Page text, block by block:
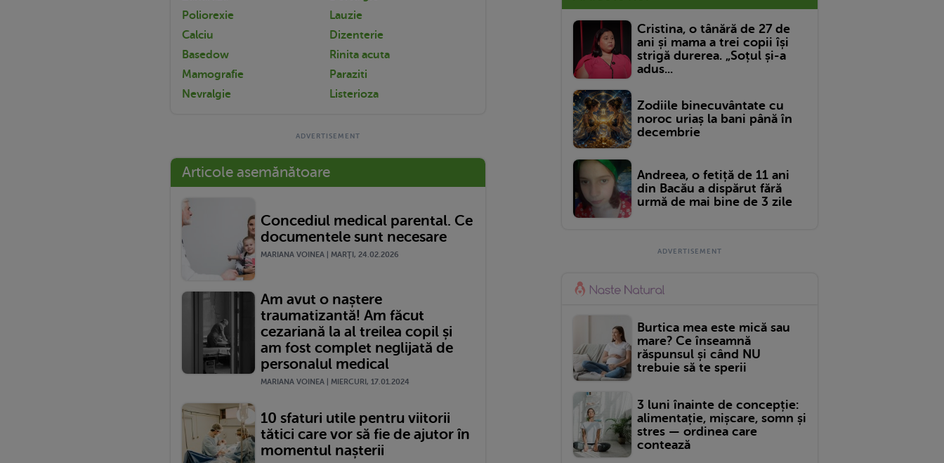
Poliorexie
Lauzie
Calciu
Dizenterie
Basedow
Rinita acuta
Mamografie
Paraziti
Nevralgie
Listerioza
Articole asemănătoare
Concediul medical parental. Ce
documentele sunt necesare
MARIANA VOINEA | MARŢI, 24.02.2026
Am avut o naștere
traumatizantă! Am făcut
cezariană la al treilea copil și
am fost complet neglijată de
personalul medical
MARIANA VOINEA | MIERCURI, 17.01.2024
10 sfaturi utile pentru viitorii
tătici care vor să fie de ajutor în
momentul nașterii
Cristina, o tânără de 27 de
ani și mama a trei copii își
strigă durerea. „Soțul și-a
adus...
Zodiile binecuvântate cu
noroc uriaș la bani până în
decembrie
Andreea, o fetiță de 11 ani
din Bacău a dispărut fără
urmă de mai bine de 3 zile
Burtica mea este mică sau
mare? Ce înseamnă
răspunsul și când NU
trebuie să te sperii
3 luni înainte de concepție:
alimentație, mișcare, somn și
stres — ordinea care
contează